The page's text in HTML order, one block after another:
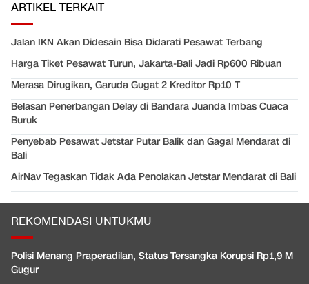
ARTIKEL TERKAIT
Jalan IKN Akan Didesain Bisa Didarati Pesawat Terbang
Harga Tiket Pesawat Turun, Jakarta-Bali Jadi Rp600 Ribuan
Merasa Dirugikan, Garuda Gugat 2 Kreditor Rp10 T
Belasan Penerbangan Delay di Bandara Juanda Imbas Cuaca
Buruk
Penyebab Pesawat Jetstar Putar Balik dan Gagal Mendarat di
Bali
AirNav Tegaskan Tidak Ada Penolakan Jetstar Mendarat di Bali
REKOMENDASI UNTUKMU
Polisi Menang Praperadilan, Status Tersangka Korupsi Rp1,9 M
Gugur